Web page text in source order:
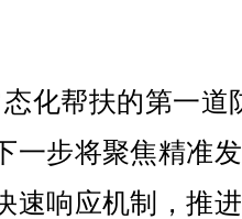
帮扶的第一道
一步将聚焦精准
速响应机制，推